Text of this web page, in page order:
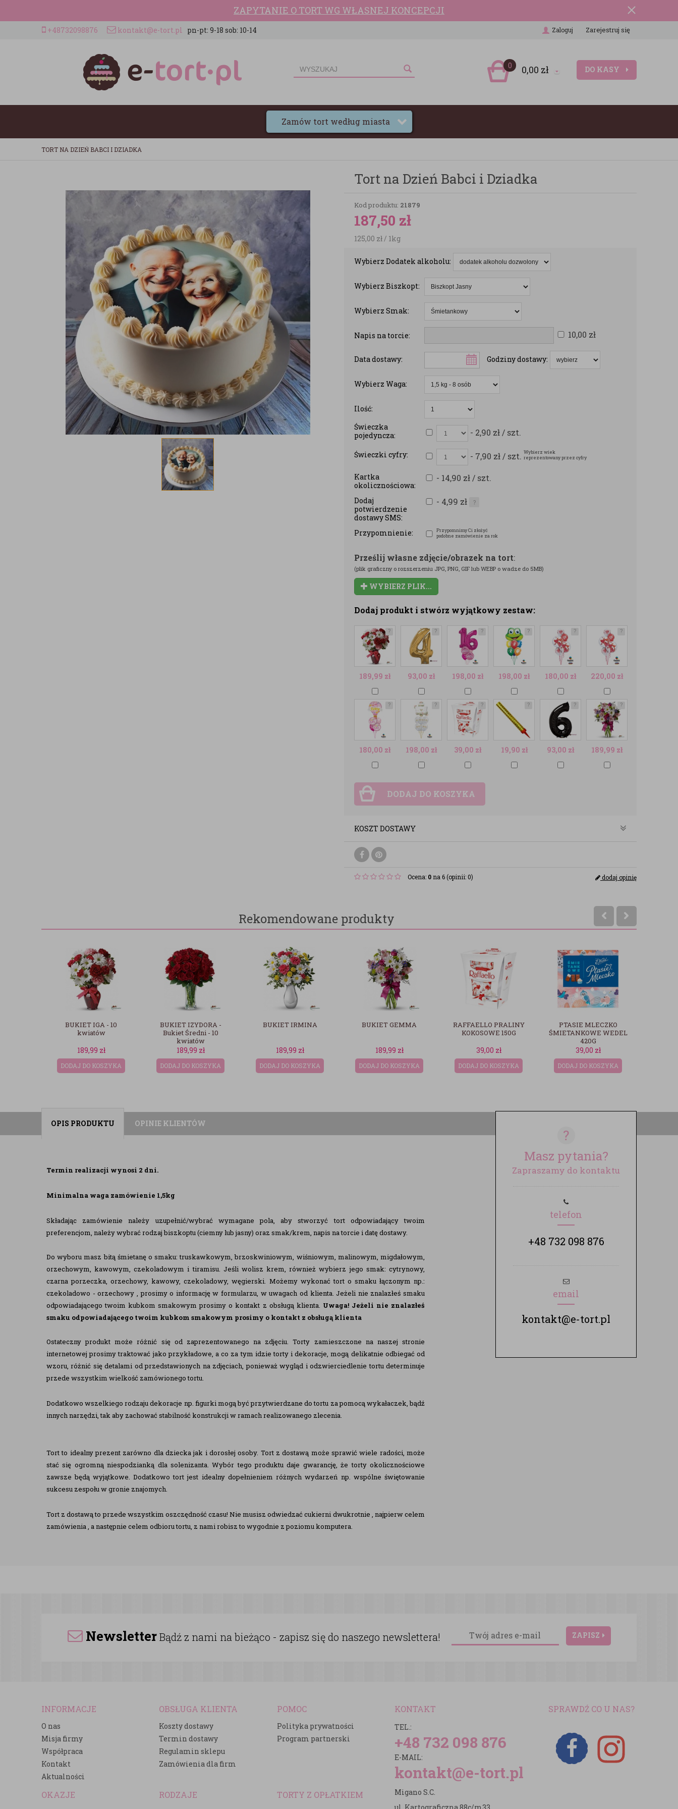
ZAPYTANIE O TORT WG WŁASNEJ KONCEPCJI
+48732098876 kontakt@e-tort.pl pn-pt: 9-18 sob: 10-14 Zaloguj Zarejestruj się
0 0,00 zł DO KASY
Zamów tort według miasta
TORT NA DZIEŃ BABCI I DZIADKA
Tort na Dzień Babci i Dziadka
Kod produktu: 21879
187,50 zł
125,00 zł/ 1kg
Wybierz Dodatek alkoholu:
Wybierz Biszkopt:
Wybierz Smak:
Napis na torcie: 10,00 zł
Data dostawy: Godziny dostawy:
Wybierz Waga:
Ilość:
Świeczka
pojedyncza:
- 2,90 zł / szt.
Świeczki cyfry: - 7,90 zł / szt. Wybierz wiek
reprezentowany przez cyfry
Kartka
okolicznościowa:
- 14,90 zł / szt.
Dodaj
potwierdzenie
dostawy SMS:
- 4,99 zł ?
Przypomnienie:
Przypomnimy Ci złożyć
podobne zamówienie za rok
Prześlij własne zdjęcie/obrazek na tort:
(plik graficzny o rozszerzeniu JPG, PNG, GIF lub WEBP o wadze do 5MB)
WYBIERZ PLIK...
Dodaj produkt i stwórz wyjątkowy zestaw:
?
189,99 zł
?
180,00 zł
?
93,00 zł
?
198,00 zł
?
198,00 zł
?
39,00 zł
?
198,00 zł
?
19,90 zł
?
180,00 zł
?
93,00 zł
?
220,00 zł
?
189,99 zł
DODAJ DO KOSZYKA
KOSZT DOSTAWY
Ocena: 0 na 6 (opinii: 0) dodaj opinię
Rekomendowane produkty
BUKIET IZYDORA -
Bukiet Średni - 10
189,99zł
DODAJ DO KOSZYKA
BUKIET IRMINA
189,99zł
DODAJ DO KOSZYKA
BUKIET GEMMA
189,99zł
DODAJ DO KOSZYKA
RAFFAELLO PRALINY
39,00 zł
DODAJ DO KOSZYKA
PTASIE MLECZKO
ŚMIETANKOWE WEDEL
39,00zł
DODAJ DO KOSZYKA
PTASIE MLECZKO
WANILIOWE WEDEL
420G
39,00zł
DODAJ DO KOSZYKA
OPIS PRODUKTU OPINIE KLIENTÓW
Termin realizacji wynosi 2 dni.
Minimalna waga zamówienie 1,5kg
Składając zamówienie należy uzupełnić/wybrać wymagane pola, aby stworzyć tort odpowiadający twoim
preferencjom, należy wybrać rodzaj biszkoptu (ciemny lub jasny) oraz smak/krem, napis na torcie i datę dostawy.
Do wyboru masz bitą śmietanę o smaku: truskawkowym, brzoskwiniowym, wiśniowym, malinowym, migdałowym,
orzechowym, kawowym, czekoladowym i tiramisu. Jeśli wolisz krem, również wybierz jego smak: cytrynowy,
czarna porzeczka, orzechowy, kawowy, czekoladowy, węgierski. Możemy wykonać tort o smaku łączonym np.:
czekoladowo - orzechowy , prosimy o informację w formularzu, w uwagach od klienta. Jeżeli nie znalazłeś smaku
odpowiadającego twoim kubkom smakowym prosimy o kontakt z obsługą klienta. Uwaga! Jeżeli nie znalazłeś
smaku odpowiadającego twoim kubkom smakowym prosimy o kontakt z obsługą klienta
Ostateczny produkt może różnić się od zaprezentowanego na zdjęciu. Torty zamieszczone na naszej stronie
internetowej prosimy traktować jako przykładowe, a co za tym idzie torty i dekoracje, mogą delikatnie odbiegać od
wzoru, różnić się detalami od przedstawionych na zdjęciach, ponieważ wygląd i odzwierciedlenie tortu determinuje
przede wszystkim wielkość zamówionego tortu.
Dodatkowo wszelkiego rodzaju dekoracje np. figurki mogą być przytwierdzane do tortu za pomocą wykałaczek, bądź
innych narzędzi, tak aby zachować stabilność konstrukcji w ramach realizowanego zlecenia.
Tort to idealny prezent zarówno dla dziecka jak i dorosłej osoby. Tort z dostawą może sprawić wiele radości, może
stać się ogromną niespodzianką dla solenizanta. Wybór tego produktu daje gwarancję, że torty okolicznościowe
zawsze będą wyjątkowe. Dodatkowo tort jest idealny dopełnieniem różnych wydarzeń np. wspólne świętowanie
sukcesu zespołu w gronie znajomych.
Tort z dostawą to przede wszystkim oszczędność czasu! Nie musisz odwiedzać cukierni dwukrotnie , najpierw celem
zamówienia , a następnie celem odbioru tortu, z nami robisz to wygodnie z poziomu komputera.
?
Masz pytania?
Zapraszamy do kontaktu
telefon
+48 732 098 876
email
kontakt@e-tort.pl
NewsletterBądź z nami na bieżąco - zapisz się do naszego newslettera! ZAPISZ
INFORMACJE
O nas
Misja firmy
Współpraca
Kontakt
Aktualności
OBSŁUGA KLIENTA
Koszty dostawy
Termin dostawy
Regulamin sklepu
Zamówienia dla firm
POMOC
Polityka prywatności
Program partnerski
OKAZJE RODZAJE TORTY Z OPŁATKIEM
KONTAKT
TEL.:
+48 732 098 876
E-MAIL:
kontakt@e-tort.pl
Migano S.C.
SPRAWDŹ CO U NAS?